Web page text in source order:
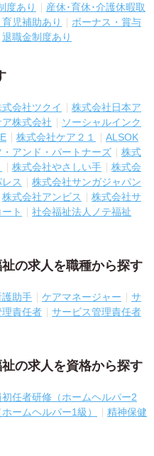
度あり
産休･育休･介護休暇取
児補助あり
ボーナス・賞与
退職金制度あり
式会社ツクイ
株式会社日本ア
株式会社
ソーシャルインク
株式会社ケア２１
ALSOK
アンド・パートナーズ
株式
株式会社やさしい手
株式会
ス
株式会社サンガジャパン
株式会社アンビス
株式会社サ
ト
社会福祉法人ノテ福祉
の求人を職種から探す
護助手 ケアマネージャー
サ
理責任者
サービス管理責任者
の求人を資格から探す
任者研修（ホームヘルパー2
ームヘルパー1級）
精神保健